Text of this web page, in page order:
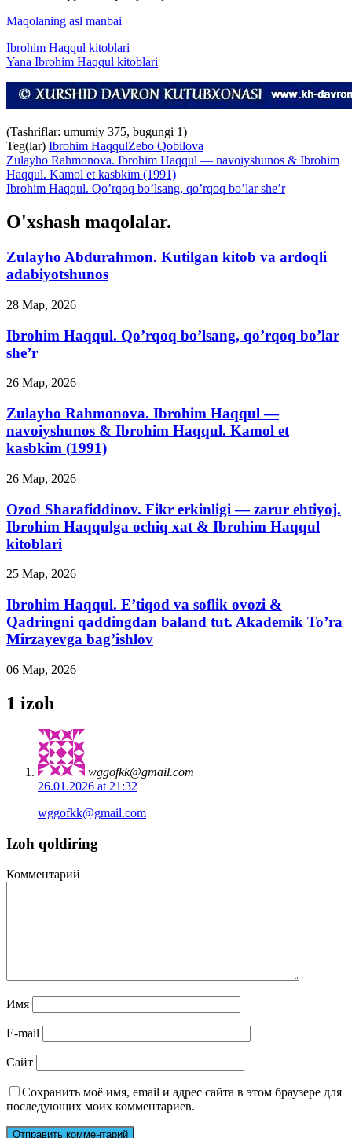
Maqolaning asl manbai
Ibrohim Haqqul kitoblari
Yana Ibrohim Haqqul kitoblari
(Tashriflar: umumiy 375, bugungi 1)
Teg(lar) Ibrohim HaqqulZebo Qobilova
Zulayho Rahmonova. Ibrohim Haqqul — navoiyshunos & Ibrohim
Haqqul. Kamol et kasbkim (1991)
Ibrohim Haqqul. Qo’rqoq bo’lsang, qo’rqoq bo’lar she’r
O'xshash maqolalar.
Zulayho Abdurahmon. Kutilgan kitob va ardoqli
adabiyotshunos
28 Мар, 2026
Ibrohim Haqqul. Qo’rqoq bo’lsang, qo’rqoq bo’lar
she’r
26 Мар, 2026
Zulayho Rahmonova. Ibrohim Haqqul —
navoiyshunos & Ibrohim Haqqul. Kamol et
kasbkim (1991)
26 Мар, 2026
Ozod Sharafiddinov. Fikr erkinligi — zarur ehtiyoj.
Ibrohim Haqqulga ochiq xat & Ibrohim Haqqul
kitoblari
25 Мар, 2026
Ibrohim Haqqul. E’tiqod va soflik ovozi &
Qadringni qaddingdan baland tut. Akademik To’ra
Mirzayevga bag’ishlov
06 Мар, 2026
1 izoh
wggofkk@gmail.com
26.01.2026 at 21:32
wggofkk@gmail.com
Izoh qoldiring
Комментарий
Имя
E-mail
Сайт
Сохранить моё имя, email и адрес сайта в этом браузере для
последующих моих комментариев.